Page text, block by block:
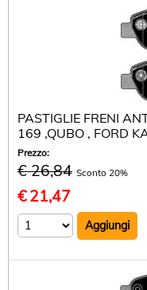
PASTIGLIE FRENI
169 ,QUBO , FORD
Prezzo:
€ 26,84 Sconto 20%
€21,47